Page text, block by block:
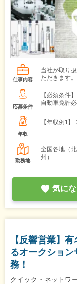
仕事内容
当社が取り
ただきます。
応募条件
【必須条件
自動車免許
年収
【年収例1】
勤務地
全国各地（
州）
気に
【反響営業】
るオークショ
務！
クイック・ネットワ